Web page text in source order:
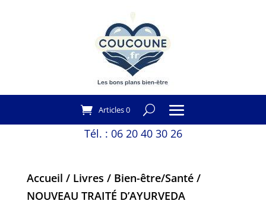
Articles 0
Tél. : 06 20 40 30 26
Accueil / Livres / Bien-être/Santé/
NOUVEAU TRAITÉ D’AYURVEDA